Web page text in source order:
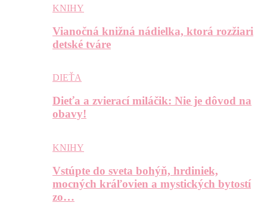
KNIHY
Vianočná knižná nádielka, ktorá rozžiari
detské tváre
DIEŤA
Dieťa a zvierací miláčik: Nie je dôvod na
obavy!
KNIHY
Vstúpte do sveta bohýň, hrdiniek,
mocných kráľovien a mystických bytostí
zo…